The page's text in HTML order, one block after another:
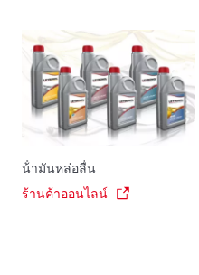
น้ํามันหล่อลื่น
ร้านค้าออนไลน์